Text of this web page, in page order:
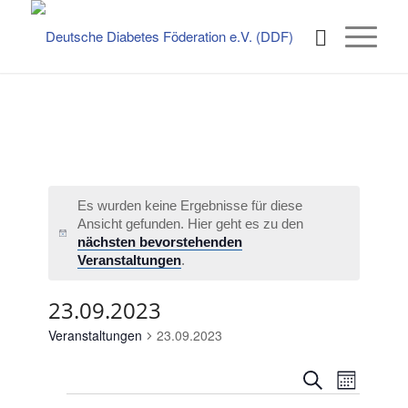
Hinweis
Es wurden keine Ergebnisse für diese
Ansicht gefunden. Hier geht es zu den
nächsten bevorstehenden
Veranstaltungen.
23.09.2023
Veranstaltungen 23.09.2023
SucheMonat